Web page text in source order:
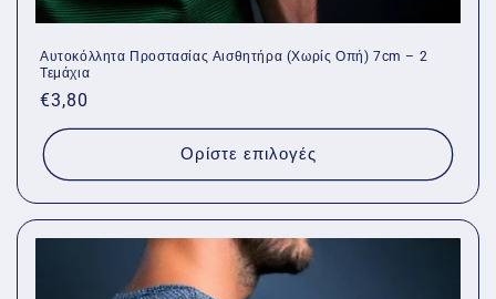
Αυτοκόλλητα Προστασίας Αισθητήρα (Χωρίς Οπή) 7cm – 2
Τεμάχια
Κανονική
τιμή
€3,80
Ορίστε επιλογές